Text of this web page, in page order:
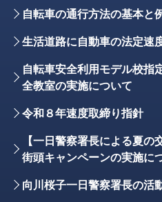
自転車の通行方法の基本と
生活道路に自動車の法定速
自転車安全利用モデル校指
全教室の実施について
令和８年速度取締り指針
【一日警察署長による夏
街頭キャンペーンの実施に
向川桜子一日警察署長の活